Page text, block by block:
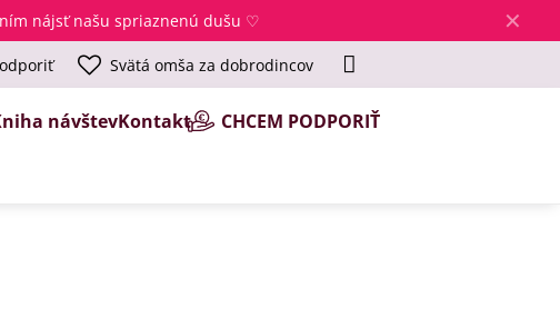
✕
nájsť našu spriaznenú dušu ♡
Svätá omša za dobrodincov
návštevKontakt CHCEM PODPORIŤ